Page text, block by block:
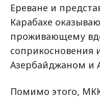
Ереване и
Карабахе
проживающему
соприкосновения
Азербайджаном и
Помимо этого,